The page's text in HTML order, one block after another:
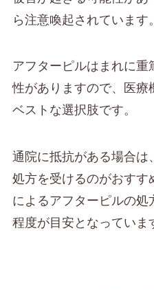
ら注意喚起されています。
アフターピルはまれに
性がありますので、医
ベストな選択肢です。
通院に抵抗がある場合
処方を受けるのがおす
によるアフターピルの
程度が目安となっていま